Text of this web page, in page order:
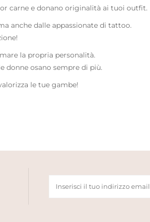
carne e donano originalità ai tuoi outfit.
anche dalle appassionate di tattoo.
la propria personalità.
donne osano sempre di più.
le tue gambe!